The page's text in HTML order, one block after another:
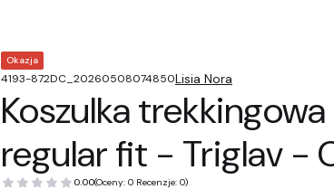
4193-872DC_20260508074850Lisia Nora
Okazja
Koszulka
regular fit - Triglav -
0.00(Oceny: 0 Recenzje: 0)